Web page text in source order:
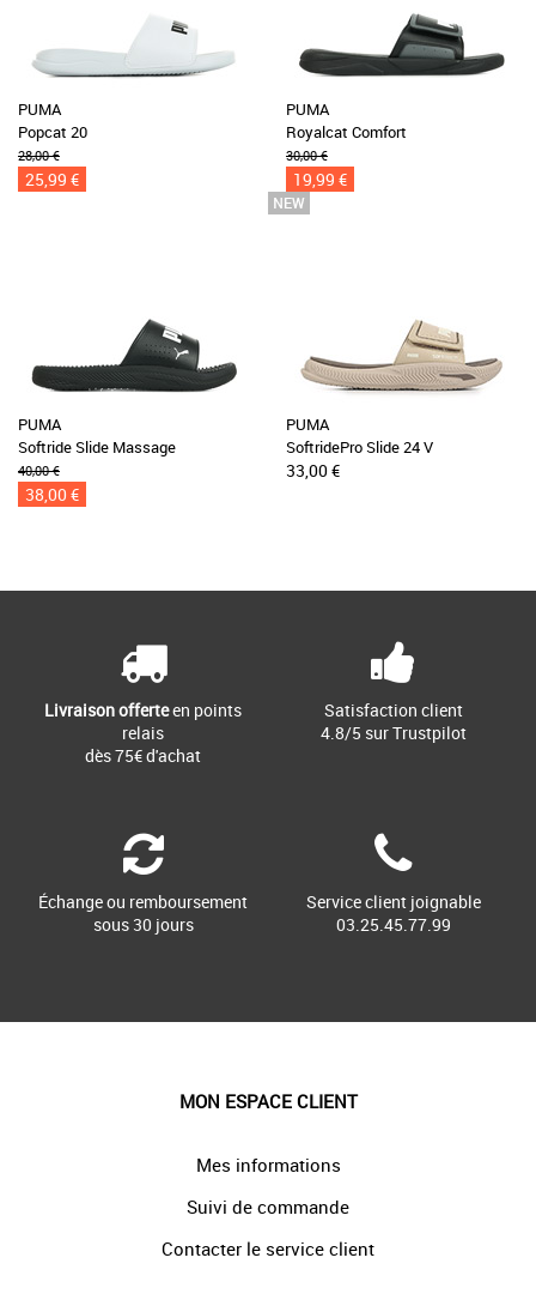
PUMA
Popcat 20
28,00 €
25,99 €
PUMA
Royalcat Comfort
30,00 €
19,99 €
PUMA
Softride Slide Massage
40,00 €
38,00 €
PUMA
SoftridePro Slide 24 V
33,00 €
Livraison offerteen points
relais
dès 75€ d'achat
Satisfaction client
4.8/5 sur Trustpilot
Échange ou remboursement
sous 30 jours
Service client joignable
03.25.45.77.99
MON ESPACE CLIENT
Mes informations
Suivi de commande
Contacter le service client